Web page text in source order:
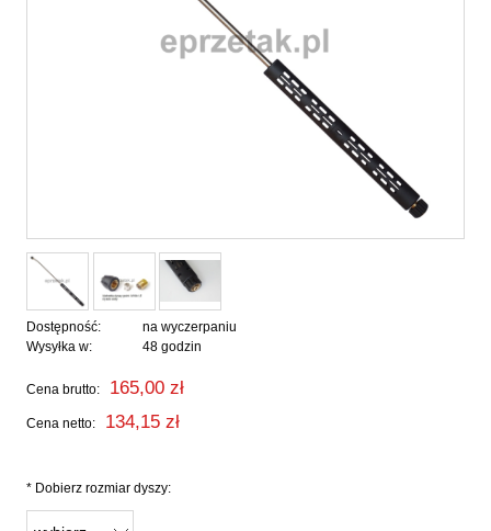
Dostępność:
na wyczerpaniu
Wysyłka w:
48 godzin
Cena brutto: 165,00 zł
Cena netto: 134,15 zł
* Dobierz rozmiar dyszy: